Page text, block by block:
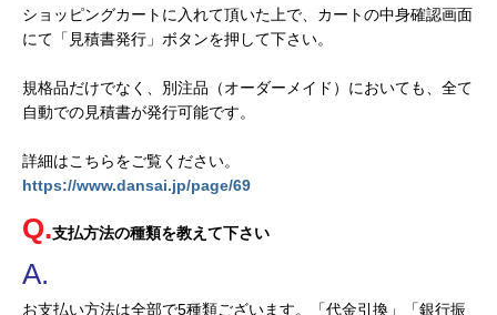
ショッピングカートに入れて頂いた上で、カートの中身確認画面
にて「見積書発行」ボタンを押して下さい。
規格品だけでなく、別注品（オーダーメイド）においても、全て
自動での見積書が発行可能です。
詳細はこちらをご覧ください。
https://www.dansai.jp/page/69
支払方法の種類を教えて下さい
お支払い方法は全部で5種類ございます。「代金引換」「銀行振